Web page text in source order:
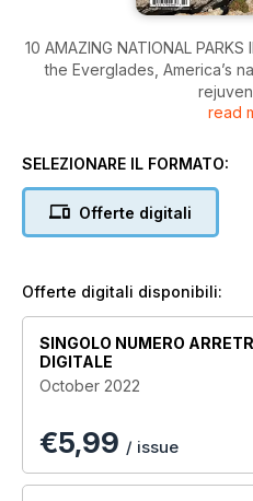
10 AMAZING NATIONAL
the Everglades, America’s
exciting, calming, and full of
SOUTH AFRICA: We all talk
so much to experience and
wonders to art and culture,
share their insights and
ROAD TRIP: Americans are
coast, documenting their
crossing off bucket lists. Road
ever before.
read
SELEZIONARE IL FORMATO:
Offerte digitali
Offerte digitali disponibili:
SINGOLO NUMERO
DIGITALE
October 2022
€5,99 / issue